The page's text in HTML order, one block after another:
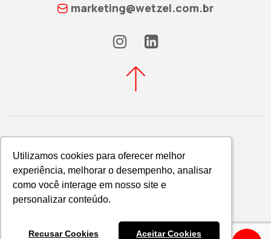
Utilizamos cookies para oferecer melhor
experiência, melhorar o desempenho, analisar
como você interage em nosso site e
personalizar conteúdo.
Recusar Cookies Aceitar Cookies
Utilizamos cookies para oferecer melhor
experiência, melhorar o desempenho, analisar
como você interage em nosso site e
personalizar conteúdo.
Recusar Cookies Aceitar Cookies
marketing@wetzel.com.br
Política de Privacidade
WETZEL S/A © 2026